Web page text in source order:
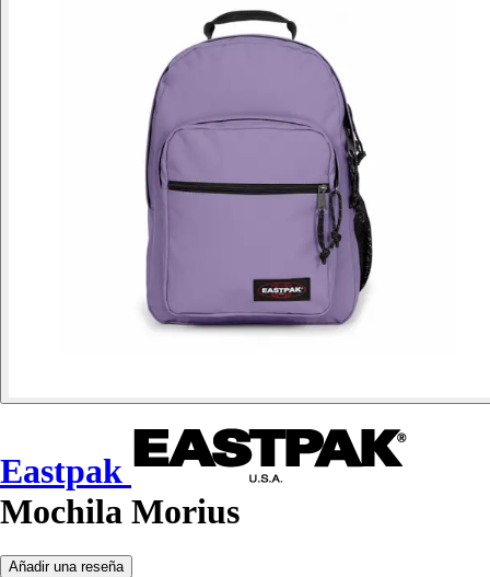
Eastpak
Mochila Morius
Añadir una reseña